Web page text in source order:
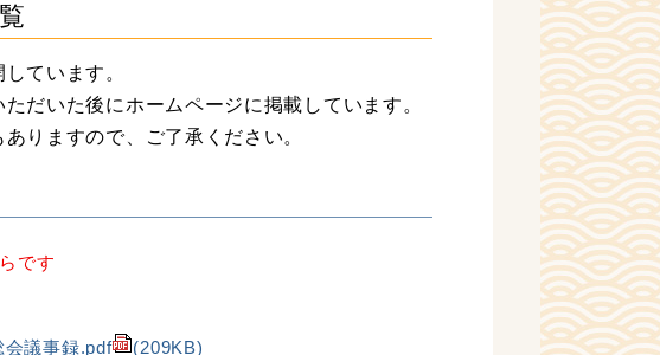
ています。
だいた後にホームページに掲載しています。
りますので、ご了承ください。
です
議事録.pdf (209KB)